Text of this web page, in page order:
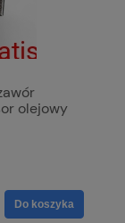
olejowy
Do koszyka